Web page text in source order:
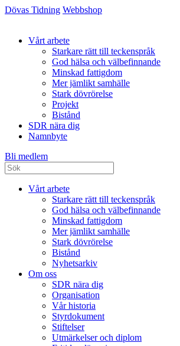
Dövas Tidning Webbshop
Vårt arbete
Starkare rätt till teckenspråk
God hälsa och välbefinnande
Minskad fattigdom
Mer jämlikt samhälle
Stark dövrörelse
Projekt
Bistånd
SDR nära dig
Namnbyte
Bli medlem
Vårt arbete
Starkare rätt till teckenspråk
God hälsa och välbefinnande
Minskad fattigdom
Mer jämlikt samhälle
Stark dövrörelse
Bistånd
Nyhetsarkiv
Om oss
SDR nära dig
Organisation
Vår historia
Styrdokument
Stiftelser
Utmärkelser och diplom